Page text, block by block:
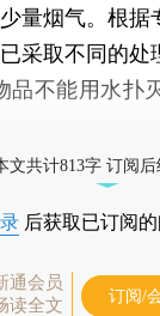
烟气。根据
采取不同的
品不能用水扑
文共计813字 订阅
后获取已订阅
通会员
读全文
订阅/